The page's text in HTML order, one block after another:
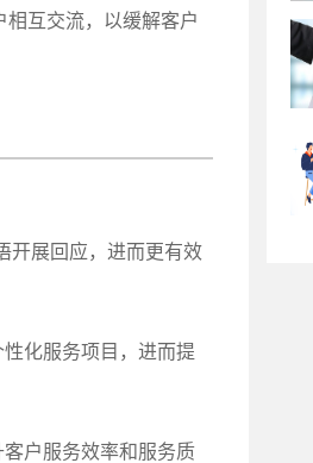
相互交流，以缓解客户
开展回应，进而更有效
化服务项目，进而提
户服务效率和服务质